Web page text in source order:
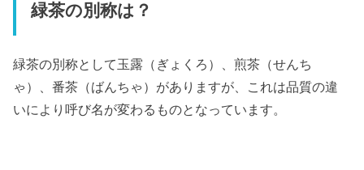
緑茶の別称は？
緑茶の別称として玉露（ぎょくろ）、煎茶（せんち
ゃ）、番茶（ばんちゃ）がありますが、これは品質の違
いにより呼び名が変わるものとなっています。